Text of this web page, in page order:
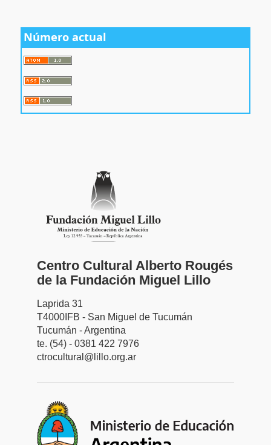
Número actual
Centro Cultural Alberto Rougés
de la Fundación Miguel Lillo
Laprida 31
T4000IFB - San Miguel de Tucumán
Tucumán - Argentina
te. (54) - 0381 422 7976
ctrocultural@lillo.org.ar